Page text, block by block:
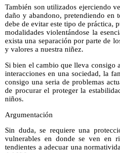
También son utilizados ejerciendo
daño y abandono, pretendiendo en
debe de evitar este tipo de práctica,
modalidades violentándose la
exista una separación por parte de
y valores a nuestra niñez.
Si bien el cambio que lleva consigo
interacciones en una sociedad, la
consigo una seria de problemas
de procurar el proteger la
niños.
Argumentación
Sin duda, se requiere una
vulnerables en donde se ven en
tendientes a adecuar una